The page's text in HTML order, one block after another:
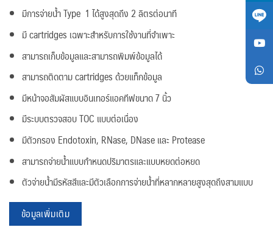
มีการจ่ายน้ำ Type 1 ได้สูงสุดถึง 2 ลิตรต่อนาที
มี cartridges เฉพาะสำหรับการใช้งานที่จำเพาะ
สามารถเก็บข้อมูลและสามารถพิมพ์ข้อมูลได้
สามารถติดตาม cartridges ด้วยแท็กข้อมูล
มีหน้าจอสัมผัสแบบอินเทอร์แอคทีฟขนาด 7 นิ้ว
มีระบบตรวจสอบ TOC แบบต่อเนื่อง
มีตัวกรอง Endotoxin, RNase, DNase และ Protease
สามารถจ่ายน้ำแบบกำหนดปริมาตรและแบบหยดต่อหยด
ตัวจ่ายน้ำมีรหัสสีและมีตัวเลือกการจ่ายน้ำที่หลากหลายสูงสุดถึงสามแบบ
ข้อมูลเพิ่มเติม